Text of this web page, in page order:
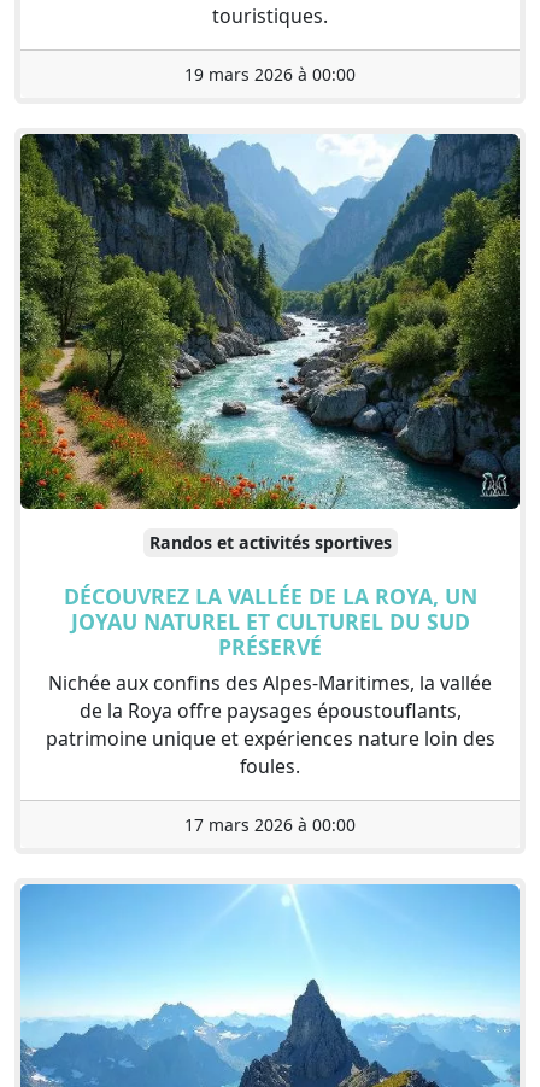
touristiques.
19 mars 2026 à 00:00
Randos et activités sportives
DÉCOUVREZ LA VALLÉE DE LA ROYA, UN
JOYAU NATUREL ET CULTUREL DU SUD
PRÉSERVÉ
Nichée aux confins des Alpes-Maritimes, la vallée
de la Roya offre paysages époustouflants,
patrimoine unique et expériences nature loin des
foules.
17 mars 2026 à 00:00